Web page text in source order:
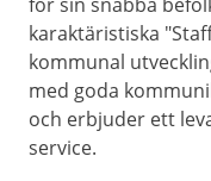
karaktäristiska
kommunal
med goda
och erbjuder ett
service.